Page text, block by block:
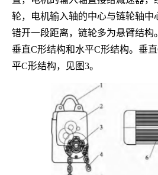
轮，电机输入轴的中心与链轮轴中
错开一段距离，链轮多为悬臂结构
垂直C形结构和水平C形结构。垂直
平C形结构，见图3。